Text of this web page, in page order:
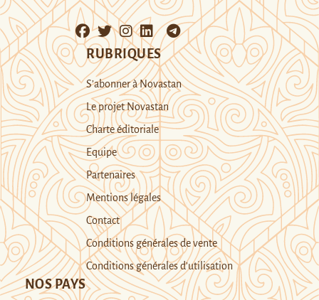
RUBRIQUES
S’abonner à Novastan
Le projet Novastan
Charte éditoriale
Equipe
Partenaires
Mentions légales
Contact
Conditions générales de vente
Conditions générales d’utilisation
NOS PAYS